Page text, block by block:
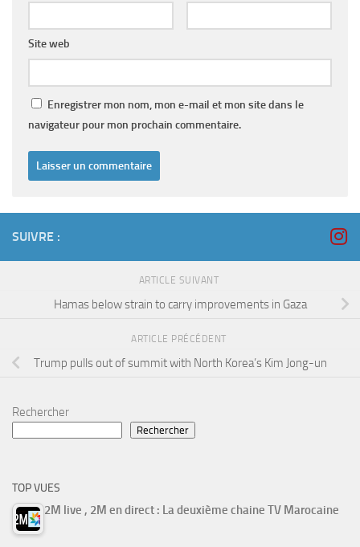
Site web
Enregistrer mon nom, mon e-mail et mon site dans le
navigateur pour mon prochain commentaire.
SUIVRE :
ARTICLE SUIVANT
Hamas below strain to carry improvements in Gaza
ARTICLE PRÉCÉDENT
Trump pulls out of summit with North Korea’s Kim Jong-un
Rechercher
Rechercher
TOP VUES
2M live , 2M en direct : La deuxième chaine TV Marocaine